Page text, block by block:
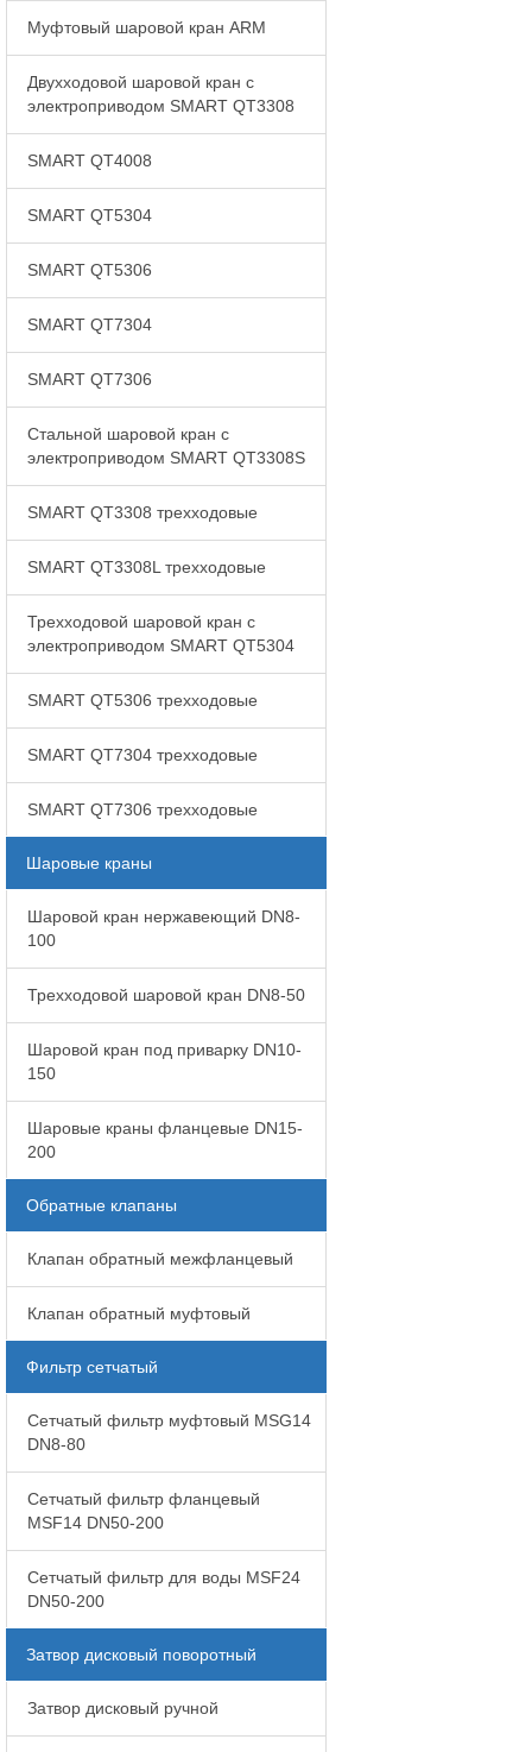
Муфтовый шаровой кран ARM
Двухходовой шаровой кран с
электроприводом SMART QT3308
SMART QT4008
SMART QT5304
SMART QT5306
SMART QT7304
SMART QT7306
Стальной шаровой кран с
электроприводом SMART QT3308S
SMART QT3308 трехходовые
SMART QT3308L трехходовые
Трехходовой шаровой кран с
электроприводом SMART QT5304
SMART QT5306 трехходовые
SMART QT7304 трехходовые
SMART QT7306 трехходовые
Шаровые краны
Шаровой кран нержавеющий DN8-
100
Трехходовой шаровой кран DN8-50
Шаровой кран под приварку DN10-
150
Шаровые краны фланцевые DN15-
200
Обратные клапаны
Клапан обратный межфланцевый
Клапан обратный муфтовый
Фильтр сетчатый
Сетчатый фильтр муфтовый MSG14
DN8-80
Сетчатый фильтр фланцевый
MSF14 DN50-200
Сетчатый фильтр для воды MSF24
DN50-200
Затвор дисковый поворотный
Затвор дисковый ручной